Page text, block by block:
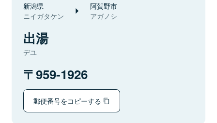
新潟県
ニイガタケン
阿賀野市
アガノシ
出湯
デユ
959-1926
郵便番号をコピーする